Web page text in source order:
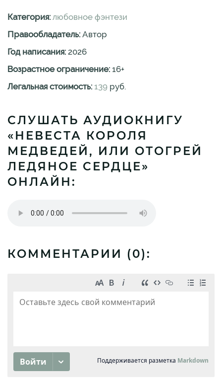
Категория: любовное фэнтези
Правообладатель: Автор
Год написания: 2026
Возрастное ограничение: 16+
Легальная стоимость: 139 руб.
СЛУШАТЬ АУДИОКНИГУ
«НЕВЕСТА КОРОЛЯ
МЕДВЕДЕЙ, ИЛИ ОТОГРЕЙ
ЛЕДЯНОЕ СЕРДЦЕ»
ОНЛАЙН:
КОММЕНТАРИИ (0):